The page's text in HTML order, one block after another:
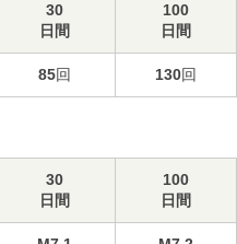
30
日間
100
日間
85回 130回
30
日間
100
日間